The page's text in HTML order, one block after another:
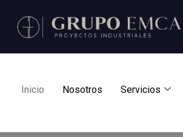
contenido
Inicio Nosotros Servicios